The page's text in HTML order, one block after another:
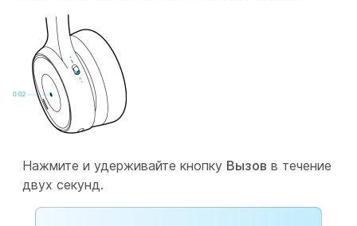
Нажмите и удерживайте кнопку Вызов в течение
двух секунд.